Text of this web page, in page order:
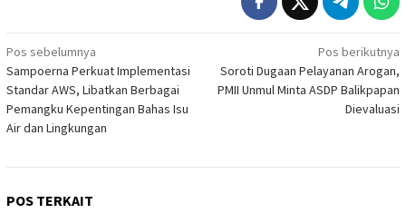
Navigasi
pos
Pos sebelumnya
Sampoerna Perkuat Implementasi
Standar AWS, Libatkan Berbagai
Pemangku Kepentingan Bahas Isu
Air dan Lingkungan
Pos berikutnya
Soroti Dugaan Pelayanan Arogan,
PMII Unmul Minta ASDP Balikpapan
Dievaluasi
POS TERKAIT